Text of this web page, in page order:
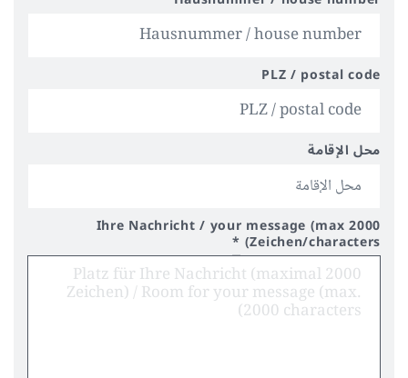
PLZ / postal code
محل الإقامة
Ihre Nachricht / your message (max 2000
Zeichen/characters)
*